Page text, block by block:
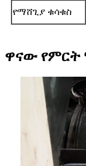
የማሸጊያ ቁሳቁስ
ዋናው የምርት